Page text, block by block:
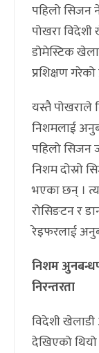
पहिलो सिजन
पोखरा
डोमेस्टिक
प्रशिक्षण
यस्तै पोखराले
निशमलाई
पहिलो सिजन
निशम दोस्रो
भएका छन् ।
रोसिङटन र
रेइफरलाई
निशम
निरन्तरता
विदेशी
देखिएको